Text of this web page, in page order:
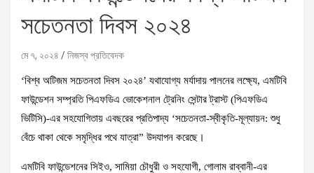
সচেতনতা দিবস ২০২৪
মে ৭, ২০২৪ নিজস্ব প্রতিবেদক
‘বিশ্ব অটিজম সচেতনতা দিবস ২০২৪’ যথাযোগ্য মর্যাদায় পালনের লক্ষ্যে, এমটিবি
ফাউন্ডেশন সম্প্রতি পিএফডিএ ভোকেশনাল ট্রেনিং সেন্টার ট্রাস্ট (পিএফডিএ
ভিটিসি)-এর সহযোগিতায় এবছরের প্রতিপাদ্য ‘সচেতনতা-স্বীকৃতি-মূল্যায়ন: শুধু
বেঁচে থাকা থেকে সমৃদ্ধির পথে যাত্রা” উদযাপন করেছে।
এমটিবি ফাউন্ডেশনের সিইও, সামিয়া চৌধুরী ও সহযোগী, গোলাম রাব্বানী-এর